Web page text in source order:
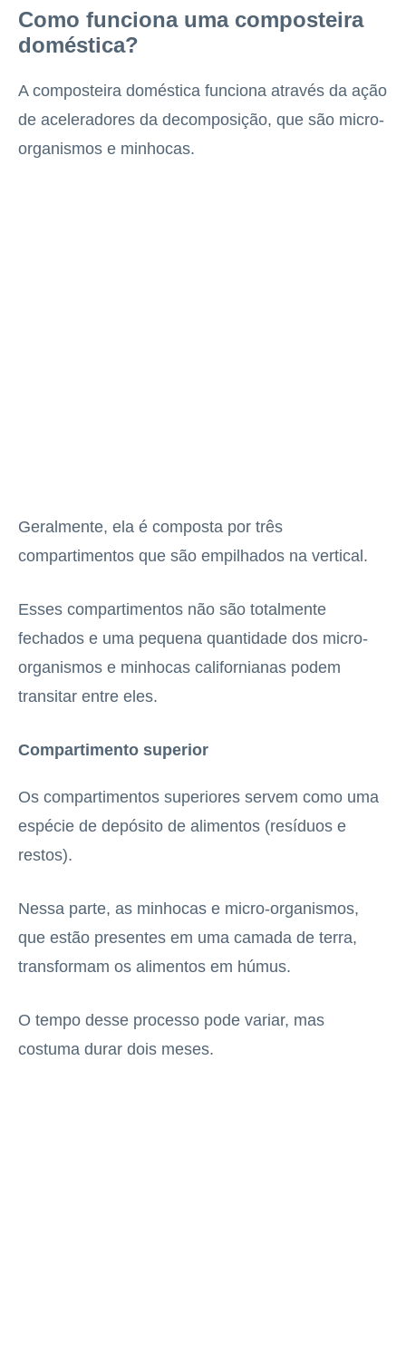
Como funciona uma composteira
doméstica?
A composteira doméstica funciona através da ação
de aceleradores da decomposição, que são micro-
organismos e minhocas.
Geralmente, ela é composta por três
compartimentos que são empilhados na vertical.
Esses compartimentos não são totalmente
fechados e uma pequena quantidade dos micro-
organismos e minhocas californianas podem
transitar entre eles.
Compartimento superior
Os compartimentos superiores servem como uma
espécie de depósito de alimentos (resíduos e
restos).
Nessa parte, as minhocas e micro-organismos,
que estão presentes em uma camada de terra,
transformam os alimentos em húmus.
O tempo desse processo pode variar, mas
costuma durar dois meses.